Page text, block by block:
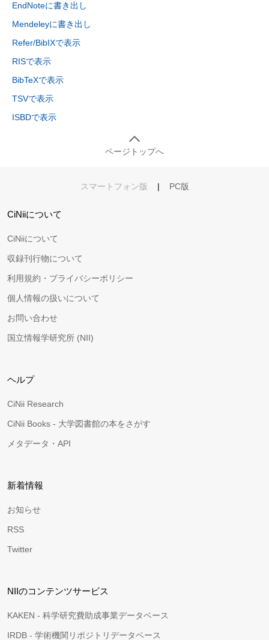
EndNoteに書き出し
Mendeleyに書き出し
Refer/BibIXで表示
RISで表示
BibTeXで表示
TSVで表示
ISBDで表示
ページトップへ
スマートフォン版 | PC版
CiNiiについて
CiNiiについて
収録刊行物について
利用規約・プライバシーポリシー
個人情報の扱いについて
お問い合わせ
国立情報学研究所 (NII)
ヘルプ
CiNii Research
CiNii Books - 大学図書館の本をさがす
メタデータ・API
新着情報
お知らせ
RSS
Twitter
NIIのコンテンツサービス
KAKEN - 科学研究費助成事業データベース
IRDB - 学術機関リポジトリデータベース